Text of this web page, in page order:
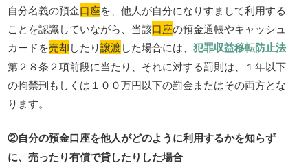
自分名義の預金口座を、他人が自分になりすまして利用する
ことを認識していながら、当該口座の預金通帳やキャッシュ
カードを売却したり譲渡した場合には、犯罪収益移転防止法
第２８条２項前段に当たり、それに対する罰則は、１年以下
の拘禁刑もしくは１００万円以下の罰金またはその両方とな
ります。
②自分の預金口座を他人がどのように利用するかを知らず
に、売ったり有償で貸したりした場合